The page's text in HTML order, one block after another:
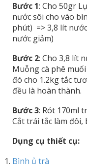
Bước 1: Cho 50gr
nước sôi cho vào
phút) => 3,8 lít
nước giảm)
Bước 2: Cho 3,8 lít
Muỗng cà phê
đó cho 1.2kg tắc
đều là hoàn thành.
Bước 3: Rót 170ml
Cắt trái tắc làm đôi,
Dụng cụ thiết cụ:
Bình ủ trà